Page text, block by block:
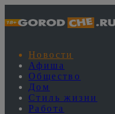
Новости
Афиша
Общество
Дом
Стиль жизни
Работа